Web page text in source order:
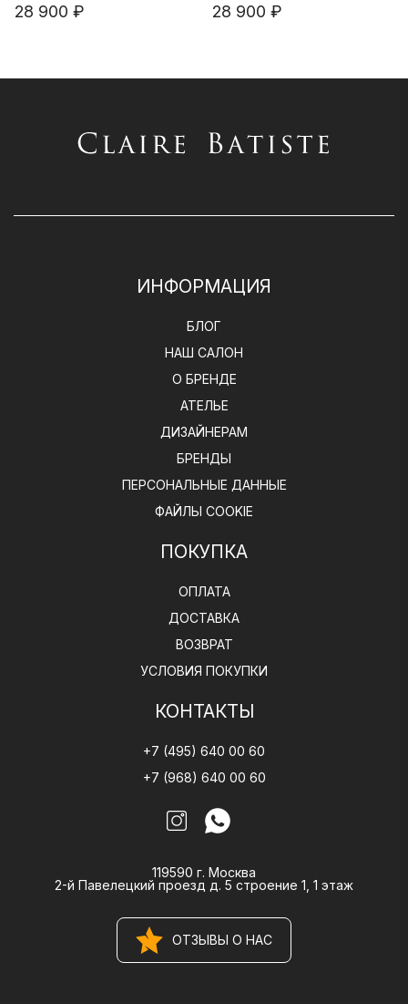
28 900 ₽
28 900 ₽
ИНФОРМАЦИЯ
БЛОГ
НАШ САЛОН
О БРЕНДЕ
АТЕЛЬЕ
ДИЗАЙНЕРАМ
БРЕНДЫ
ПЕРСОНАЛЬНЫЕ ДАННЫЕ
ФАЙЛЫ COOKIE
ПОКУПКА
ОПЛАТА
ДОСТАВКА
ВОЗВРАТ
УСЛОВИЯ ПОКУПКИ
КОНТАКТЫ
+7 (495) 640 00 60
+7 (968) 640 00 60
119590 г. Москва
2-й Павелецкий проезд д. 5 строение 1, 1 этаж
ОТЗЫВЫ О НАС